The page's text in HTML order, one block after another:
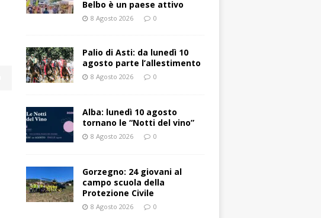
Belbo è un paese attivo
8 Agosto 2026 0
Palio di Asti: da lunedì 10
agosto parte l’allestimento
8 Agosto 2026 0
Alba: lunedì 10 agosto
tornano le “Notti del vino”
8 Agosto 2026 0
Gorzegno: 24 giovani al
campo scuola della
Protezione Civile
8 Agosto 2026 0